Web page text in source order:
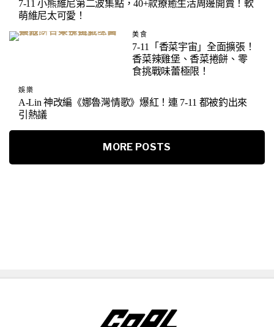
7-11 小熊維尼第二波集點，40+款療癒生活周邊開賣！軟
萌維尼太可愛！
美食
7-11「香菜宇宙」全面擴張！
香菜辣雞堡、香菜捲餅、零
食挑戰味蕾極限！
娛樂
A-Lin 神改編《娜魯灣情歌》爆紅！連 7-11 都被釣出來
引熱議
MORE POSTS